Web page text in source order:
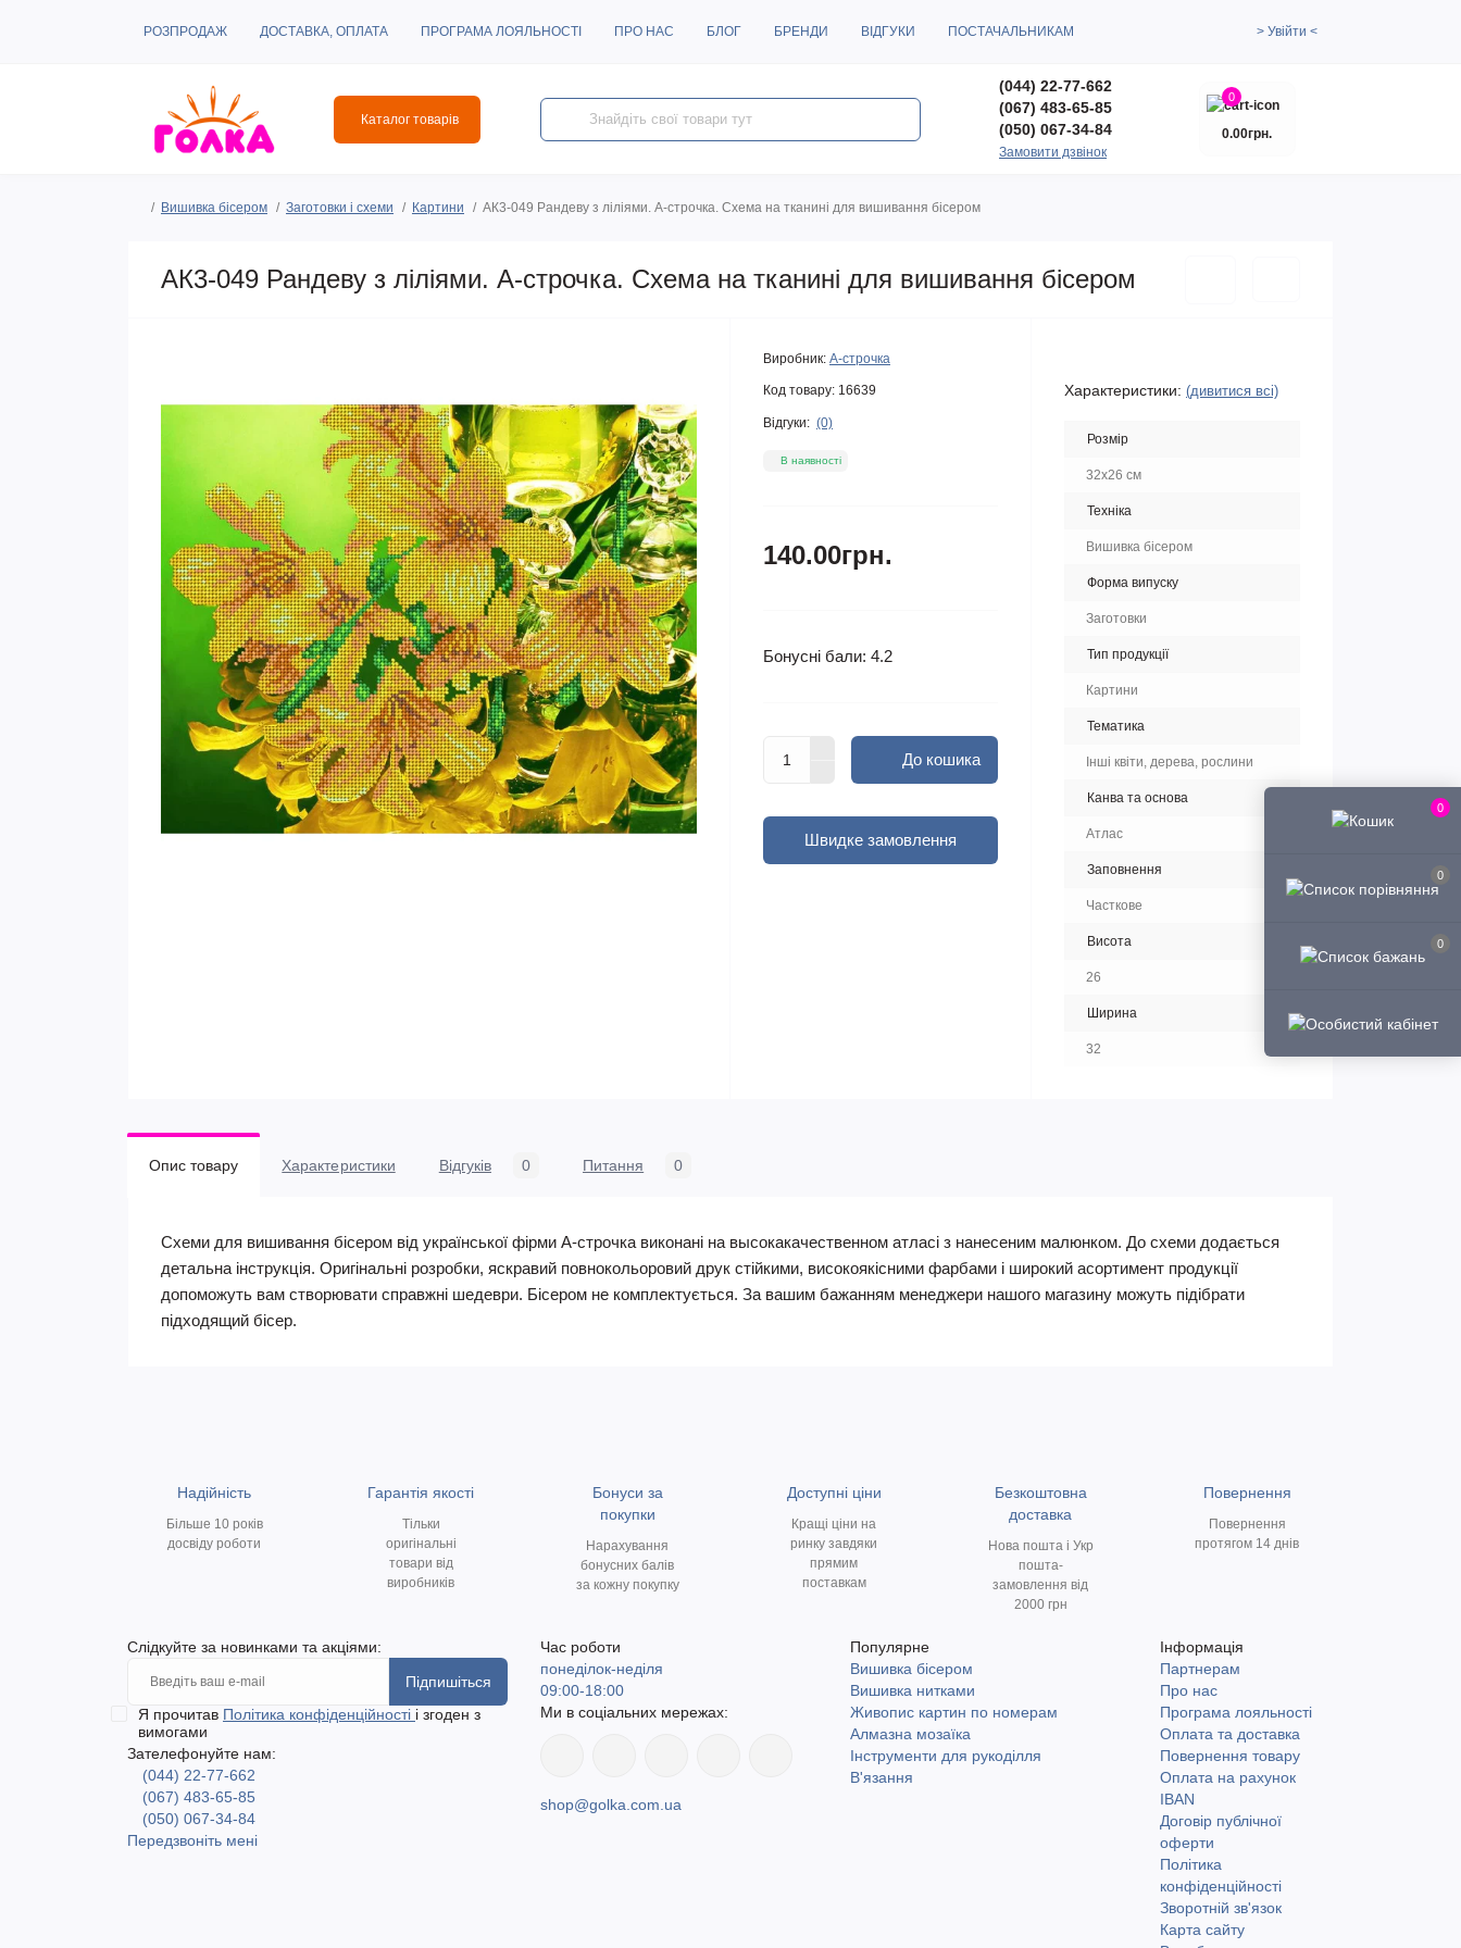
0
0
0
РОЗПРОДАЖ ДОСТАВКА, ОПЛАТА ПРОГРАМА ЛОЯЛЬНОСТІ ПРО НАС БЛОГ БРЕНДИ ВІДГУКИ ПОСТАЧАЛЬНИКАМ > Увійти <
Каталог товарів
(044) 22-77-662
(067) 483-65-85
(050) 067-34-84
Замовити дзвінок
0
0.00грн.
Вишивка бісером Заготовки і схеми Картини АК3-049 Рандеву з ліліями. А-строчка. Схема на тканині для вишивання бісером
АК3-049 Рандеву з ліліями. А-строчка. Схема на тканині для вишивання бісером
Виробник: А-строчка
Код товару: 16639
Відгуки: (0)
В наявності
140.00грн.
Бонусні бали: 4.2
До кошика
Швидке замовлення
Характеристики: (дивитися всі)
Розмір
32х26 см
Техніка
Вишивка бісером
Форма випуску
Заготовки
Тип продукції
Картини
Тематика
Інші квіти, дерева, рослини
Канва та основа
Атлас
Заповнення
Часткове
Висота
26
Ширина
32
Опис товару Характеристики Відгуків 0 Питання 0
Схеми для вишивання бісером від української фірми А-строчка виконані на высокакачественном атласі з нанесеним малюнком. До схеми додається
детальна інструкція. Оригінальні розробки, яскравий повнокольоровий друк стійкими, високоякісними фарбами і широкий асортимент продукції
допоможуть вам створювати справжні шедеври. Бісером не комплектується. За вашим бажанням менеджери нашого магазину можуть підібрати
підходящий бісер.
Надійність
Більше 10 років
досвіду роботи
Гарантія якості
Тільки
оригінальні
товари від
виробників
Бонуси за
покупки
Нарахування
бонусних балів
за кожну покупку
Доступні ціни
Кращі ціни на
ринку завдяки
прямим
поставкам
Безкоштовна
доставка
Нова пошта і Укр
пошта-
замовлення від
2000 грн
Повернення
Повернення
протягом 14 днів
Слідкуйте за новинками та акціями:
Підпишіться
Я прочитав Політика конфіденційності і згоден з
вимогами
Зателефонуйте нам:
(044) 22-77-662
(067) 483-65-85
(050) 067-34-84
Передзвоніть мені
Час роботи
понеділок-неділя
09:00-18:00
Ми в соціальних мережах:
shop@golka.com.ua
Популярне
Вишивка бісером
Вишивка нитками
Живопис картин по номерам
Алмазна мозаїка
Інструменти для рукоділля
В'язання
Інформація
Партнерам
Про нас
Програма лояльності
Оплата та доставка
Повернення товару
Оплата на рахунок
IBAN
Договір публічної
оферти
Політика
конфіденційності
Зворотній зв'язок
Карта сайту